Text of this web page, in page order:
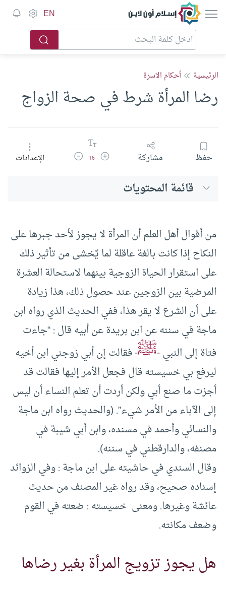
إسلام أون لاين EN
الرئيسية أحكام الاسرة
رضا المرأة شرط في صحة الزواج
حفظ مشاركة زيادة حجم الخط
16 تقليل حجم الخطالإعدادات
قائمة المحتويات
من أقوال أهل العلم أن المرأة لا يجوز لأحد جبرها على
النكاح إذا كانت بالغة عاقلة لما يًخشى من تأثير ذلك
على استقرار الحياة الزوجية بينهما لاستحالة العشرة
المرضية بين الزوجين عند حصول ذلك، هذا زيادة
على أن الشرع لا يقر هذا، ففي الحديث الذي رواه ابن
ماجة في سننه عن ابن بريدة عن أبيه قال : “جاءت
فتاة إلى النبي -ﷺ- فقالت إن أبي زوجني ابن أخيه
ليرفع بي خسيسته قال فجعل الأمر إليها فقالت قد
أجزت ما صنع أبي ولكن أردت أن تعلم النساء أن ليس
إلى الآباء من الأمر شيء”. (والحديث رواه ابن ماجة
والنسائي وأحمد في مسنده، وابن أبي شيبة في
مصنفه، والدارقطني في سننه).
وقال السندي في حاشيته على ابن ماجة : وفي الزوائد
إسناده صحيح، وقد رواه غير المصنف من حديث
عائشة وغيرها. ومعنى خسيسته : ضعته في القوم
وضعف مكانته.
هل يجوز تزويج المرأة بغير رضاها